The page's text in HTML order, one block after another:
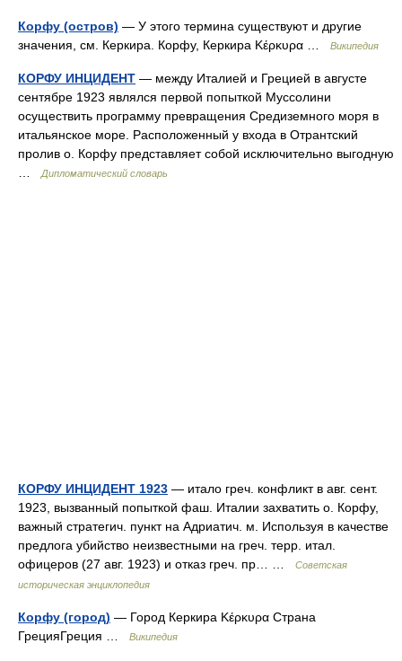
Корфу (остров) — У этого термина существуют и другие
значения, см. Керкира. Корфу, Керкира Κέρκυρα …
Википедия
КОРФУ ИНЦИДЕНТ — между Италией и Грецией в августе
сентябре 1923 являлся первой попыткой Муссолини
осуществить программу превращения Средиземного моря в
итальянское море. Расположенный у входа в Отрантский
пролив о. Корфу представляет собой исключительно выгодную
Дипломатический словарь
КОРФУ ИНЦИДЕНТ 1923 — итало греч. конфликт в авг. сент.
1923, вызванный попыткой фаш. Италии захватить о. Корфу,
важный стратегич. пункт на Адриатич. м. Используя в качестве
предлога убийство неизвестными на греч. терр. итал.
офицеров (27 авг. 1923) и отказ греч. пр… …
Советская
историческая энциклопедия
Корфу (город) — Город Керкира Κέρκυρα Страна
ГрецияГреция …
Википедия